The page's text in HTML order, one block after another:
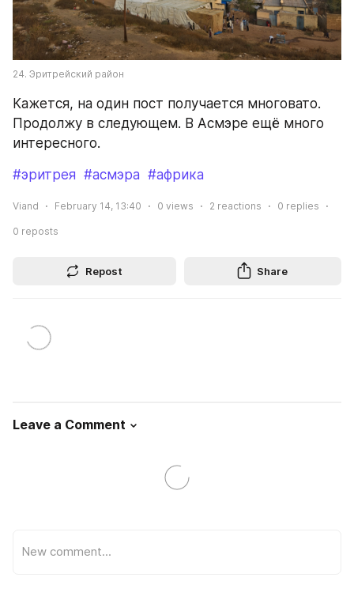
24. Эритрейский район
Кажется, на один пост получается многовато.
Продолжу в следующем. В Асмэре ещё много
интересного.
#эритрея #асмэра #африка
Viand February 14, 13:40 0 views 2 reactions 0 replies
0 reposts
Repost Share
Leave a Comment